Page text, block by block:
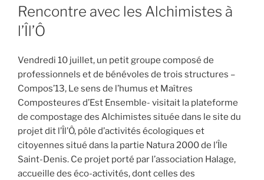
LE
Rencontre avec les Alchimistes à
l’Îl’Ô
Vendredi 10 juillet, un petit groupe composé de
professionnels et de bénévoles de trois structures –
Compos’13, Le sens de l’humus et Maîtres
Composteures d’Est Ensemble- visitait la plateforme
de compostage des Alchimistes située dans le site du
projet dit l’Îl’Ô, pôle d’activités écologiques et
citoyennes situé dans la partie Natura 2000 de l’Île
Saint-Denis. Ce projet porté par l’association Halage,
accueille des éco-activités, dont celles des